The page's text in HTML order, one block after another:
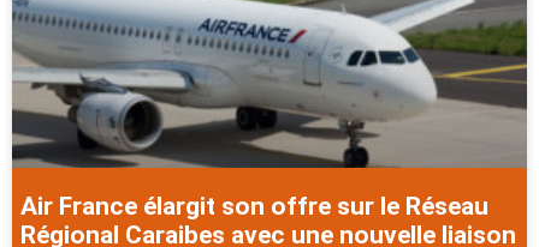
Air France élargit son offre sur le Réseau
Régional Caraibes avec une nouvelle liaison